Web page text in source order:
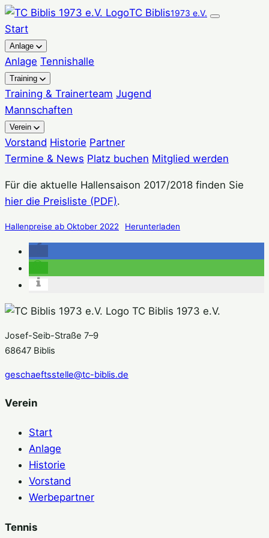
Zum
Inhalt
springen
TC Biblis1973 e.V.
Start
Anlage
Anlage Tennishalle
Training
Training & Trainerteam Jugend
Mannschaften
Verein
Vorstand Historie Partner
Termine & News Platz buchen Mitglied werden
Für die aktuelle Hallensaison 2017/2018 finden Sie
hier die Preisliste (PDF).
Hallenpreise ab Oktober 2022 Herunterladen
TC Biblis 1973 e.V.
Josef-Seib-Straße 7–9
68647 Biblis
geschaeftsstelle@tc-biblis.de
Verein
Start
Anlage
Historie
Vorstand
Werbepartner
Tennis